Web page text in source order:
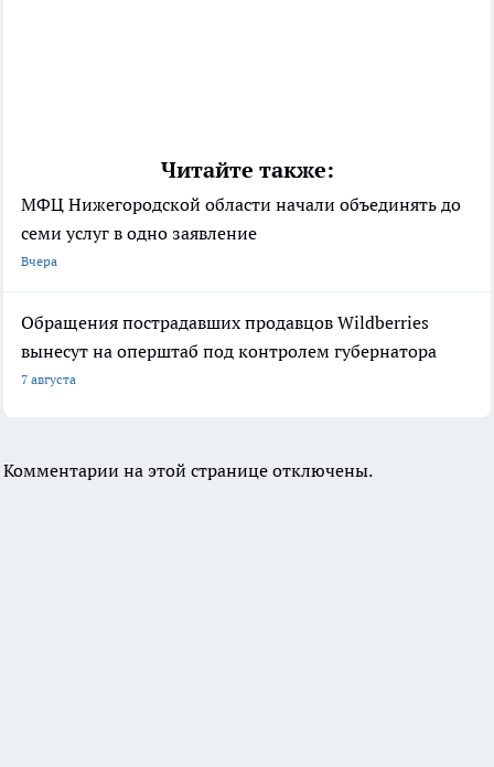
Читайте также:
МФЦ Нижегородской области начали объединять до
семи услуг в одно заявление
Вчера
Обращения пострадавших продавцов Wildberries
вынесут на оперштаб под контролем губернатора
7 августа
Комментарии на этой странице отключены.